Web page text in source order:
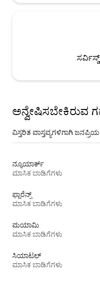
ಅನ್ವೇಷಿಸಬೇಕಿರುವ
ವಿಸ್ತರಿತ ವಾಸ್ತವ್ಯಗಳಿಗಾಗಿ
ನ್ಯೂಯಾರ್ಕ್
ಮಾಸಿಕ ಬಾಡಿಗೆಗಳು
ಫ್ಲಾರೆನ್ಸ್
ಮಾಸಿಕ ಬಾಡಿಗೆಗಳು
ಮಯಾಮಿ
ಮಾಸಿಕ ಬಾಡಿಗೆಗಳು
ಸಿಯಾಟಲ್
ಮಾಸಿಕ ಬಾಡಿಗೆಗಳು